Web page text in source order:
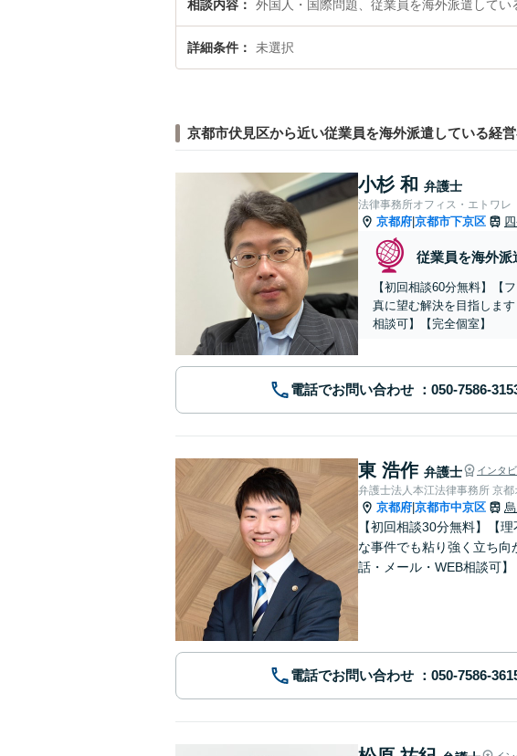
相談内容 外国人・国際問題、従業員を海外派遣してい
詳細条件 未選択
京都市伏見区から近い従業員を海外派遣している経
小杉 和 弁護士
法律事務所オフィス・エトワレ
京都府 京都市下京区
従業員を海外
【初回相談60分無料】【
真に望む解決を目指しま
相談可】【完全個室】
電話でお問い合わせ
東 浩作 弁護士 インタ
弁護士法人本江法律事務所 京都
京都府 京都市中京区
【初回相談30分無料】【
な事件でも粘り強く立ち
話・メール・WEB相談可】
電話でお問い合わせ